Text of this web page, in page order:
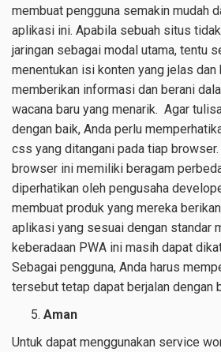
membuat pengguna semakin mudah
aplikasi ini. Apabila sebuah situs
jaringan sebagai modal utama, tentu
menentukan isi konten yang jelas
memberikan informasi dan berani
wacana baru yang menarik. Agar
dengan baik, Anda perlu
css yang ditangani pada tiap
browser ini memiliki beragam
diperhatikan oleh pengusaha
membuat produk yang mereka
aplikasi yang sesuai dengan standar
keberadaan PWA ini masih dapat
Sebagai pengguna, Anda harus
tersebut tetap dapat berjalan dengan
Aman
Untuk dapat menggunakan service